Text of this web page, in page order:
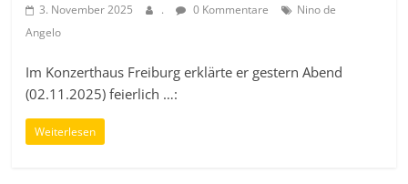
3. November 2025 . 0 Kommentare
Nino de
Angelo
Im Konzerthaus Freiburg erklärte er gestern Abend
(02.11.2025) feierlich …:
Weiterlesen